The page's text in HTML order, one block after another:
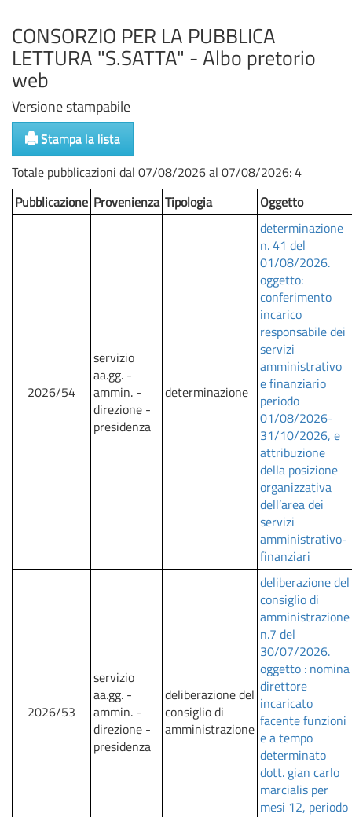
CONSORZIO PER LA PUBBLICA
LETTURA "S.SATTA" - Albo pretorio
web
Versione stampabile
Stampa la lista
Totale pubblicazioni dal 07/08/2026 al 07/08/2026: 4
Pubblicazione Provenienza Tipologia Oggetto
2026/54
servizio
aa.gg. -
ammin. -
direzione -
presidenza
determinazione
determinazione
n. 41 del
01/08/2026.
oggetto:
conferimento
incarico
responsabile dei
servizi
amministrativo
e finanziario
periodo
01/08/2026-
31/10/2026, e
attribuzione
della posizione
organizzativa
dell’area dei
servizi
amministrativo-
finanziari
2026/53
servizio
aa.gg. -
ammin. -
direzione -
presidenza
deliberazione del
consiglio di
amministrazione
deliberazione del
consiglio di
amministrazione
n.7 del
30/07/2026.
oggetto : nomina
direttore
incaricato
facente funzioni
e a tempo
determinato
dott. gian carlo
marcialis per
mesi 12, periodo